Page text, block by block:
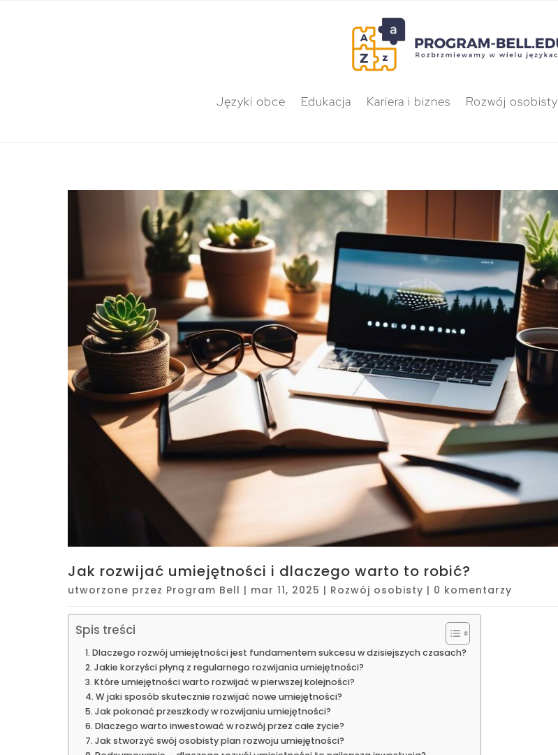
Języki obce Edukacja Kariera i biznes Rozwój osobisty
Jak rozwijać umiejętności i dlaczego warto to robić?
utworzone przez Program Bell | mar 11, 2025 | Rozwój osobisty | 0 komentarzy
Spis treści
Dlaczego rozwój umiejętności jest fundamentem sukcesu w dzisiejszych czasach?
Jakie korzyści płyną z regularnego rozwijania umiejętności?
Które umiejętności warto rozwijać w pierwszej kolejności?
W jaki sposób skutecznie rozwijać nowe umiejętności?
Jak pokonać przeszkody w rozwijaniu umiejętności?
Dlaczego warto inwestować w rozwój przez całe życie?
Jak stworzyć swój osobisty plan rozwoju umiejętności?